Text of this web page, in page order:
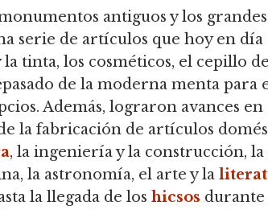
antiguos y los
serie de artículos que hoy en día
tinta, los cosméticos, el cepillo
de la moderna menta para
Además, lograron avances en
la fabricación de artículos
, la ingeniería y la construcción,
la astronomía, el arte y la
la llegada de los hicsos durante